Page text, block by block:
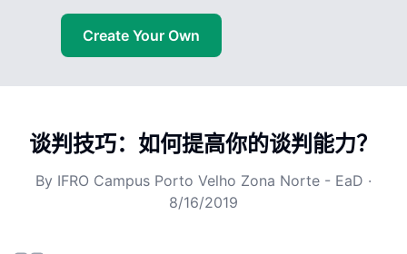
Create Your Own
谈判技巧：如何提高你的谈判能力？
By IFRO Campus Porto Velho Zona Norte - EaD ·
8/16/2019